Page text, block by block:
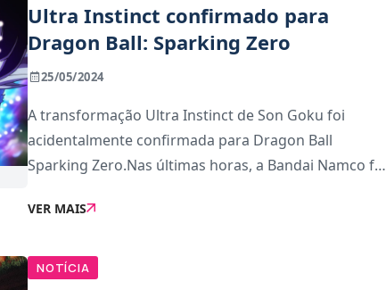
Ultra Instinct confirmado para
Dragon Ball: Sparking Zero
25/05/2024
A transformação Ultra Instinct de Son Goku foi
acidentalmente confirmada para Dragon Ball
Sparking Zero.Nas últimas horas, a Bandai Namco fez
do SteamDB, conseguimos ver o ícone actualizado.
VER MAIS
NOTÍCIA